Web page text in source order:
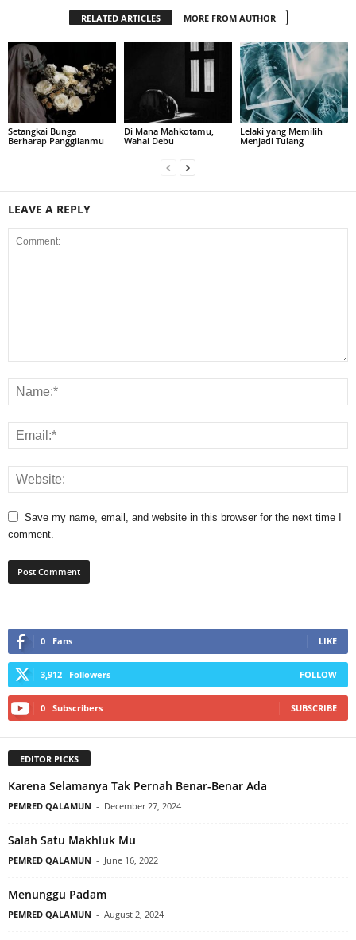
RELATED ARTICLES MORE FROM AUTHOR
Setangkai Bunga
Berharap Panggilanmu
Di Mana Mahkotamu,
Wahai Debu
Lelaki yang Memilih
Menjadi Tulang
LEAVE A REPLY
Save my name, email, and website in this browser for the next time I
comment.
0 Fans LIKE
3,912 Followers FOLLOW
0 Subscribers SUBSCRIBE
EDITOR PICKS
Karena Selamanya Tak Pernah Benar-Benar Ada
PEMRED QALAMUN - December 27, 2024
Salah Satu Makhluk Mu
PEMRED QALAMUN - June 16, 2022
Menunggu Padam
PEMRED QALAMUN - August 2, 2024